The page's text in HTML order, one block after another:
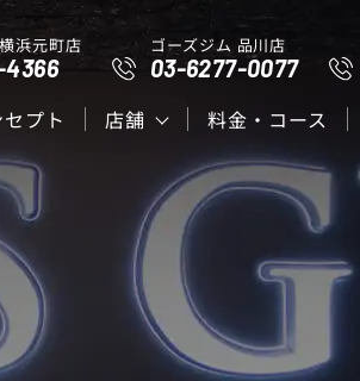
浜元町店
4366
ゴーズジム 品川店
03-6277-0077
プト 店舗 料金・コース